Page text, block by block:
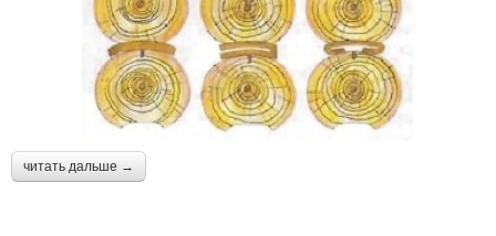
читать дальше →